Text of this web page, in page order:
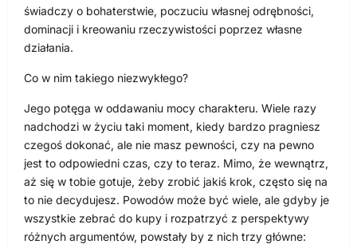
świadczy o bohaterstwie, poczuciu własnej odrębności,
dominacji i kreowaniu rzeczywistości poprzez własne
działania.
Co w nim takiego niezwykłego?
Jego potęga w oddawaniu mocy charakteru. Wiele razy
nadchodzi w życiu taki moment, kiedy bardzo pragniesz
czegoś dokonać, ale nie masz pewności, czy na pewno
jest to odpowiedni czas, czy to teraz. Mimo, że wewnątrz,
aż się w tobie gotuje, żeby zrobić jakiś krok, często się na
to nie decydujesz. Powodów może być wiele, ale gdyby je
wszystkie zebrać do kupy i rozpatrzyć z perspektywy
różnych argumentów, powstały by z nich trzy główne: